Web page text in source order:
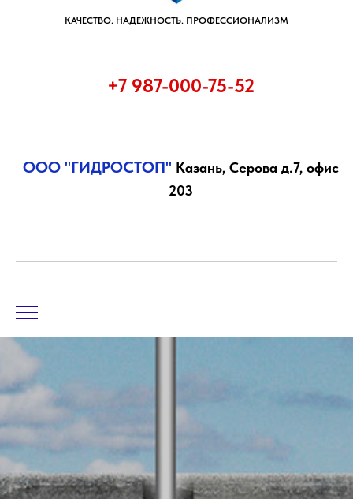
КАЧЕСТВО. НАДЕЖНОСТЬ. ПРОФЕССИОНАЛИЗМ
+7 987-000-75-52
ООО "ГИДРОСТОП" Казань, Серова д.7, офис
203